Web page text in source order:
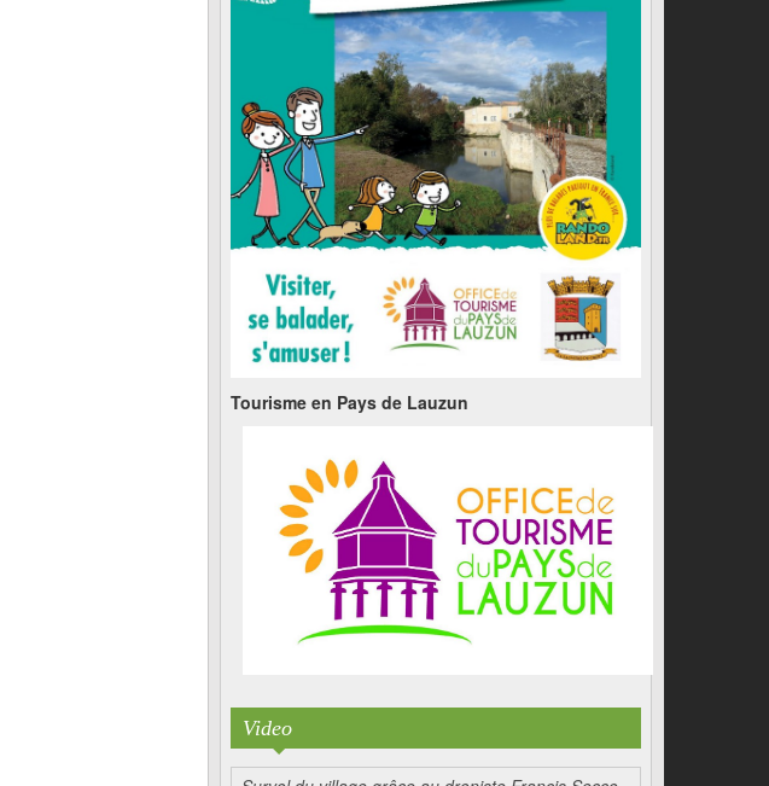
Tourisme en Pays de Lauzun
Video